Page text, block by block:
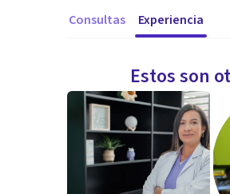
Consultas Experiencia
Estos son